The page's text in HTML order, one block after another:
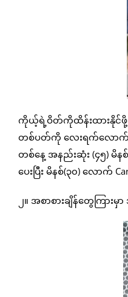
ကိုယ့်ရဲ့ဝိတ်ကိုထိန်းထားနိုင်ဖို့
တစ်ပတ်ကို လေးရက်လောက် ပုံ
တစ်နေ့ အနည်းဆုံး (၄၅) မိန
ပေးပြီး မိနစ်(၃၀) လောက်
၂။ အစာစားချိန်တွေကြာ